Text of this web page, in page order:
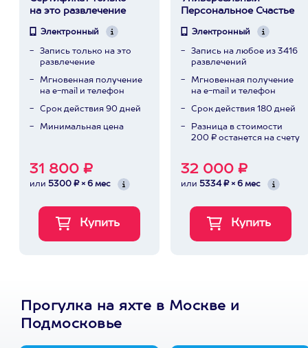
на это развлечение
Электронный
Запись только на это
развлечение
Мгновенная получение
на e-mail и телефон
Срок действия 90 дней
Минимальная цена
31 800 ₽
или 5300 ₽ × 6 мес
Персональное Счастье
Электронный
Запись на любое из 3416
развлечений
Мгновенная получение
на e-mail и телефон
Срок действия 180 дней
Разница в стоимости
200 ₽ останется на счету
32 000 ₽
или 5334 ₽ × 6 мес
Прогулка на яхте в Москве и
Подмосковье